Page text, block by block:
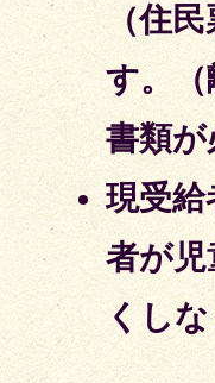
（住
す。
書類が
現受
者が
くし